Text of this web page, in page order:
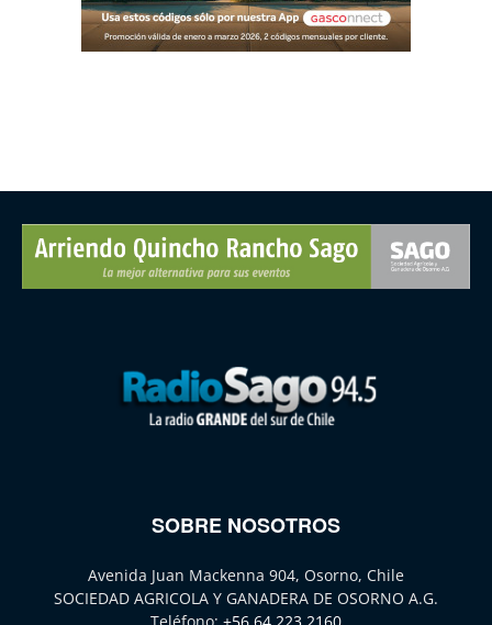
SOBRE NOSOTROS
Avenida Juan Mackenna 904, Osorno, Chile
SOCIEDAD AGRICOLA Y GANADERA DE OSORNO A.G.